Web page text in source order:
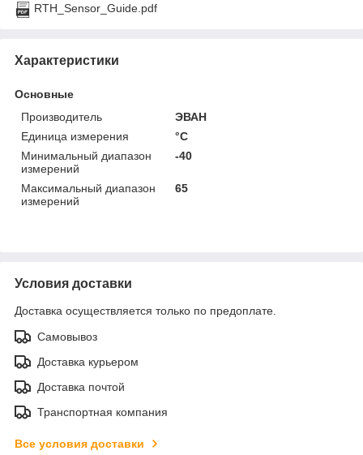
RTH_Sensor_Guide.pdf
Характеристики
Основные
Производитель
ЭВАН
Единица измерения
°С
Минимальный диапазон
измерений
-40
Максимальный диапазон
измерений
65
Условия доставки
Доставка осуществляется только по предоплате.
Самовывоз
Доставка курьером
Доставка почтой
Транспортная компания
Все условия доставки